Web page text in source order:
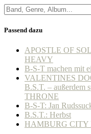
Passend dazu
APOSTLE OF
HEAVY
B-S-T machen mit
VALENTINES
B.S.T. –
THRONE
B-S-T: Jan
B.S.T.: Herbst
HAMBURG CITY